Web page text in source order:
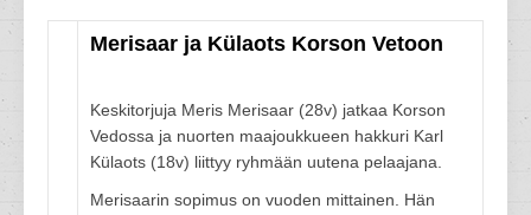
Merisaar ja Külaots Korson Vetoon
Keskitorjuja Meris Merisaar (28v) jatkaa Korson
Vedossa ja nuorten maajoukkueen hakkuri Karl
Külaots (18v) liittyy ryhmään uutena pelaajana.
Merisaarin sopimus on vuoden mittainen. Hän